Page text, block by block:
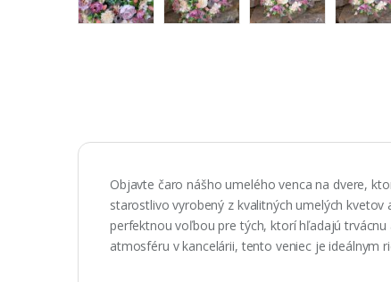
Objavte čaro nášho umelého venca na dvere,
starostlivo vyrobený z kvalitných umelých
perfektnou voľbou pre tých, ktorí hľadajú
atmosféru v kancelárii, tento veniec je ideálnym